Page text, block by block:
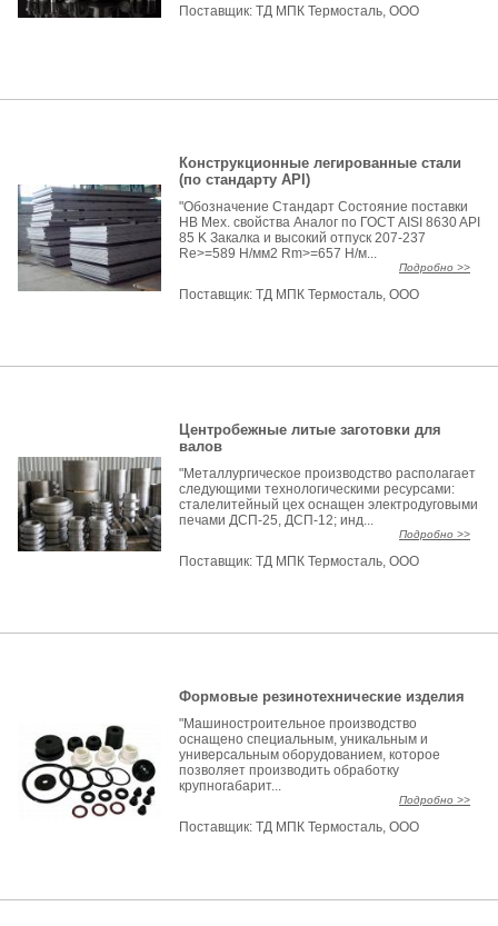
Поставщик:ТД МПК Термосталь, ООО
Конструкционные легированные стали
(по стандарту API)
"Обозначение Стандарт Состояние поставки
НВ Мех. свойства Аналог по ГОСТ AISI 8630 API
85 K Закалка и высокий отпуск 207-237
Re>=589 Н/мм2 Rm>=657 Н/м...
Подробно >>
Поставщик:ТД МПК Термосталь, ООО
Центробежные литые заготовки для
валов
"Металлургическое производство располагает
следующими технологическими ресурсами:
сталелитейный цех оснащен электродуговыми
печами ДСП-25, ДСП-12; инд...
Подробно >>
Поставщик:ТД МПК Термосталь, ООО
Формовые резинотехнические изделия
"Машиностроительное производство
оснащено специальным, уникальным и
универсальным оборудованием, которое
позволяет производить обработку
крупногабарит...
Подробно >>
Поставщик:ТД МПК Термосталь, ООО